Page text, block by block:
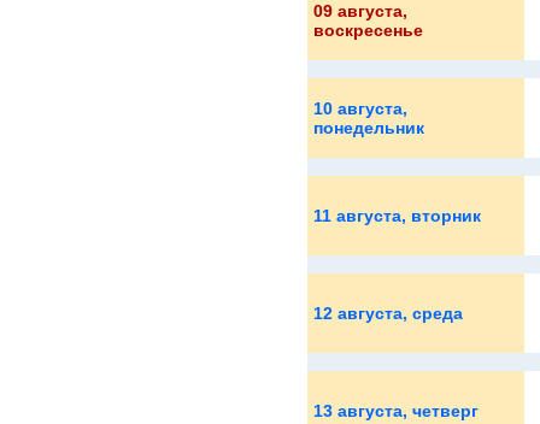
09 августа,
воскресенье
10 августа,
понедельник
11 августа, вторник
12 августа, среда
13 августа, четверг